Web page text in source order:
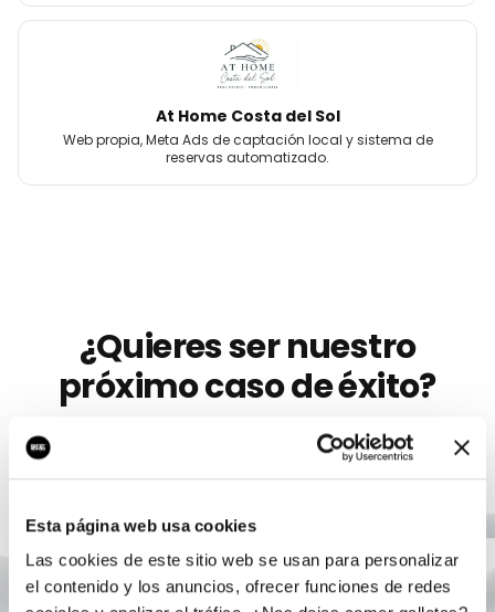
Esta página web usa cookies
Las cookies de este sitio web se usan para personalizar
el contenido y los anuncios, ofrecer funciones de redes
At Home Costa del Sol
Web propia, Meta Ads de captación local y sistema de
reservas automatizado.
¿Quieres ser nuestro
próximo caso de éxito?
Llevamos más de 10 años ayudando amarcas
como
Revista Pasando Página
a crecer con marketing
responsable.
Agendar auditoría gratis